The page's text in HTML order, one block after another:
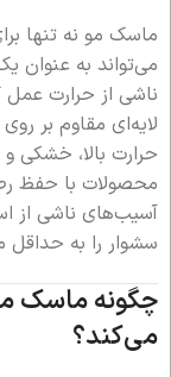
ماسک مو نه تنها
می‌تواند به عنوان
ناشی از حرارت
لایه‌ای مقاوم بر
حرارت بالا،
محصولات با حفظ
آسیب‌های ناشی از
سشوار را به حداقل
چگونه ماسک
می‌کند؟